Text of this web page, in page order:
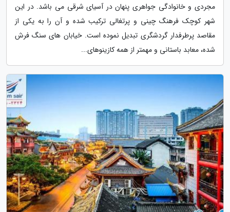
مجردی و خانوادگی جواهری پنهان در آسیای شرقی می باشد. در این
شهر کوچک فرهنگ چینی و پرتغالی ترکیب شده و آن را به یکی از
مقاصد پرطرفدار گردشگری تبدیل نموده است. خیابان های سنگ فرش
شده، معابد باستانی و مهمتر از همه کازینوهای...